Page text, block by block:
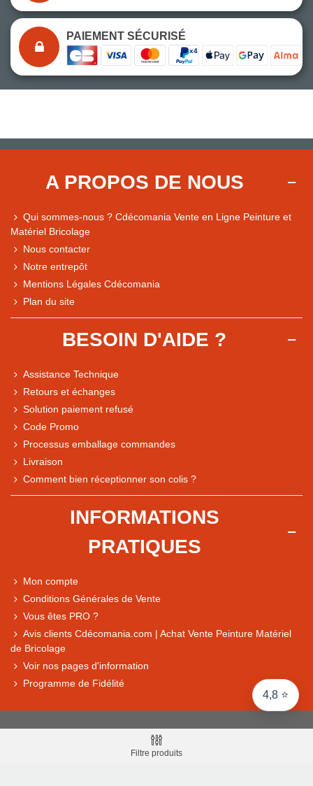
4,8 ⭐
Comparaison des performances du magasin
Express, Chez vous, Point relais, Retrait magasin
PAIEMENT SÉCURISÉ
A PROPOS DE NOUS
Qui sommes-nous ? Cdécomania Vente en Ligne Peinture et
Matériel Bricolage
Nous contacter
Notre entrepôt
Mentions Légales Cdécomania
Plan du site
BESOIN D'AIDE ?
Assistance Technique
Retours et échanges
Solution paiement refusé
Code Promo
Processus emballage commandes
Livraison
Comment bien réceptionner son colis ?
INFORMATIONS
PRATIQUES
Mon compte
Conditions Générales de Vente
Vous êtes PRO ?
Avis clients Cdécomania.com | Achat Vente Peinture Matériel
de Bricolage
Voir nos pages d'information
Programme de Fidélité
© Cdecomania - RCS BORDEAUX 344 037 213 Siret :
Filtre produits